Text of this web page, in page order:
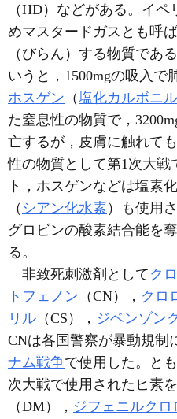
（HD）などがある。イ
めマスタードガスとも呼
（びらん）する物質であ
いうと，1500mgの吸入で
ホスゲン （塩化カルボニル
た窒息性の物質で，
亡するが，皮膚に触れて
性の物質として第1次大戦
ト，ホスゲンなどは塩素
（ シアン化水素）も使用
グロビンの酸素結合能を
る。
非致死刺激剤として ク
トフェノン （CN）， クロ
リル （CS）， ジベンゾン
CNは各国警察が暴動規制
ナム戦争で使用した。と
次大戦で使用されたヒ素
（DM）， ジフェニルクロ